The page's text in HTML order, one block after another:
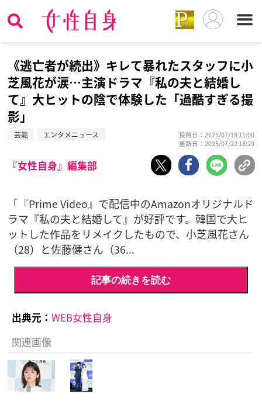
《逃亡者が続出》キレて暴れたスタッフに小
芝風花が涙…主演ドラマ『私の夫と結婚し
て』大ヒットの陰で体験した「過酷すぎる撮
影」
芸能 エンタメニュース
投稿日：2025/07/18 11:00
更新日：2025/07/22 18:29
『女性自身』編集部
「『Prime Video』で配信中のAmazonオリジナルド
ラマ『私の夫と結婚して』が好評です。韓国で大ヒ
ットした作品をリメイクしたもので、小芝風花さん
（28）と佐藤健さん（36...
記事の続きを読む
出典元： WEB女性自身
関連画像